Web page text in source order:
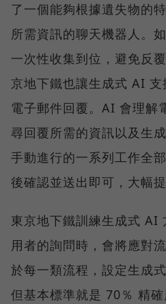
了一個能夠根據遺失物的
所需資訊的聊天機器人。
一次性收集到位，避免反
京地下鐵也讓生成式 AI
電子郵件回覆。AI 會理解
尋回覆所需的資訊以及生
手動進行的一系列工作全
後確認並送出即可，大幅提
東京地下鐵訓練生成式 AI
用者的詢問時，會將應對
於每一類流程，設定生成
但基本標準就是 70％ 精